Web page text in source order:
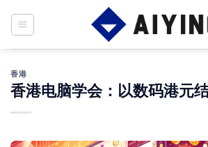
香港
香港电脑学会：以数码港元